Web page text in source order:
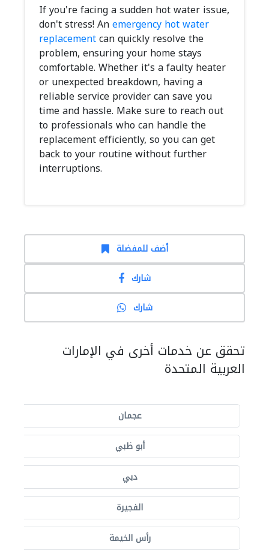
If you're facing a sudden hot water issue,
don't stress! Anemergency hot water
replacementcan quickly resolve the
problem, ensuring your home stays
comfortable. Whether it's a faulty heater
or unexpected breakdown, having a
reliable service provider can save you
time and hassle. Make sure to reach out
to professionals who can handle the
replacement efficiently, so you can get
back to your routine without further
interruptions.
أضف للمفضلة
شارك
شارك
تحقق عن خدمات أخرى في الإمارات
العربية المتحدة
عجمان
أبو ظبي
دبي
الفجيرة
رأس الخيمة